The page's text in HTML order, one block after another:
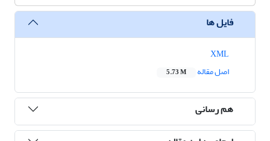
فایل ها
اصل مقاله
5.73 M
هم رسانی